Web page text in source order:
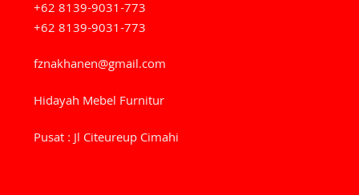
+62 8139-9031-773
+62 8139-9031-773
fznakhanen@gmail.com
Hidayah Mebel Furnitur
Pusat : Jl Citeureup Cimahi